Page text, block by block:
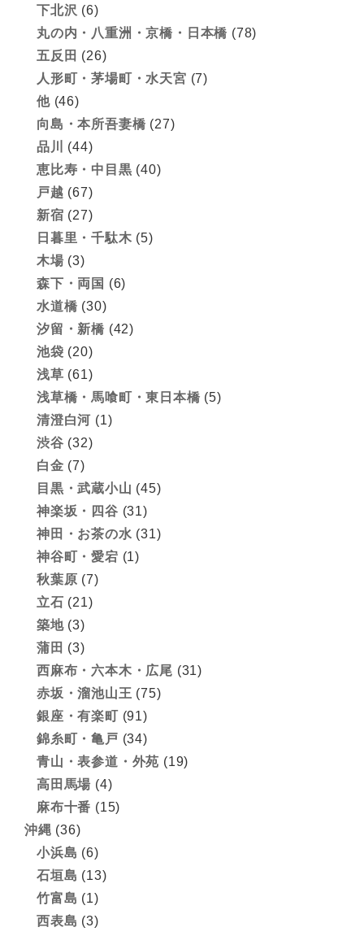
下北沢 (6)
丸の内・八重洲・京橋・日本橋 (78)
五反田 (26)
人形町・茅場町・水天宮 (7)
他(46)
向島・本所吾妻橋 (27)
品川
(44)
恵比寿・中目黒 (40)
戸越 (67)
新宿 (27)
日暮里・千駄木 (5)
木場 (3)
森下・両国 (6)
水道橋 (30)
汐留・新橋 (42)
池袋 (20)
浅草 (61)
浅草橋・馬喰町・東日本橋 (5)
清澄白河 (1)
渋谷 (32)
白金 (7)
目黒・武蔵小山 (45)
神楽坂・四谷 (31)
神田・お茶の水 (31)
神谷町・愛宕 (1)
秋葉原 (7)
立石 (21)
築地(3)
蒲田 (3)
西麻布・六本木・広尾 (31)
赤坂・溜池山王 (75)
銀座・有楽町 (91)
錦糸町・亀戸 (34)
青山・表参道・外苑 (19)
高田馬場 (4)
麻布十番 (15)
沖縄 (36)
小浜島 (6)
石垣島 (13)
竹富島 (1)
西表島 (3)